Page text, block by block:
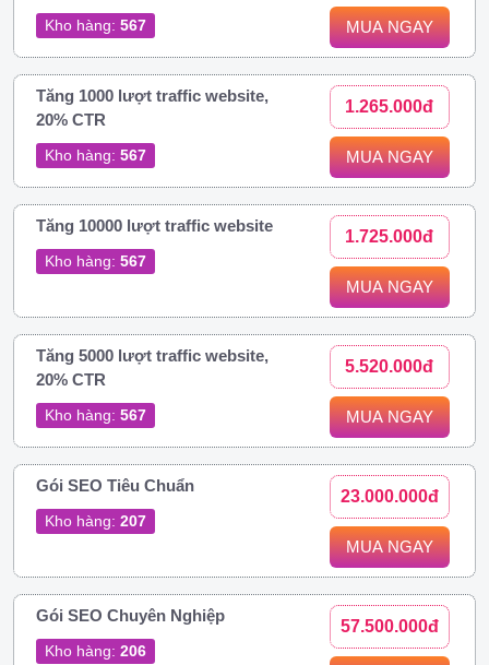
Kho hàng: 567 MUA NGAY
Tăng 1000 lượt traffic website,
20% CTR
Kho hàng: 567
1.265.000đ
MUA NGAY
Tăng 10000 lượt traffic website
Kho hàng: 567
1.725.000đ
MUA NGAY
Tăng 5000 lượt traffic website,
20% CTR
Kho hàng: 567
5.520.000đ
MUA NGAY
Gói SEO Tiêu Chuẩn
Kho hàng: 207
23.000.000đ
MUA NGAY
Gói SEO Chuyên Nghiệp
Kho hàng: 206
57.500.000đ